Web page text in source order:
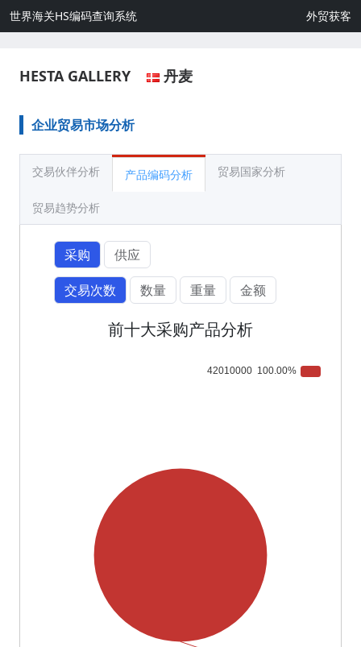
世界海关HS编码查询系统 外贸获客
HESTA GALLERY 丹麦
企业贸易市场分析
交易伙伴分析 产品编码分析 贸易国家分析
贸易趋势分析
采购
供应
交易次数
数量 重量 金额
前十大采购产品分析